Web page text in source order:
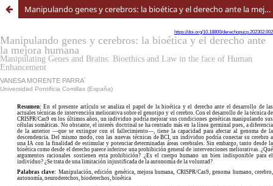
Manipulando genes y cerebros: la bioética y el derecho ante la mejora humana